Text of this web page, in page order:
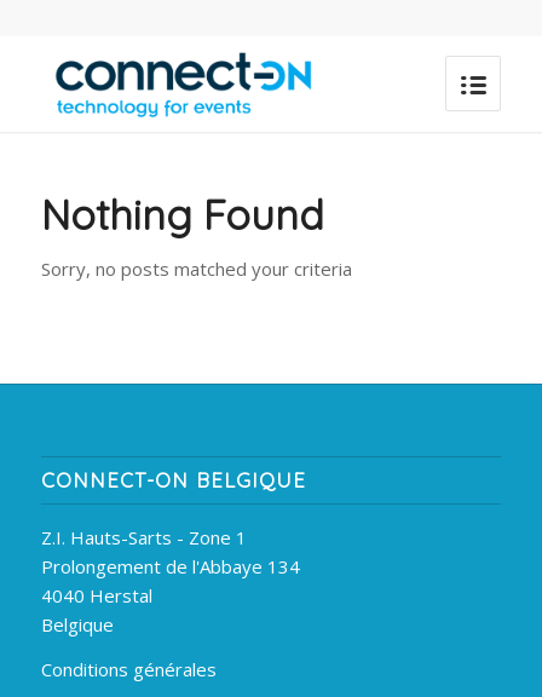
Nothing Found
Sorry, no posts matched your criteria
CONNECT-ON BELGIQUE
Z.I. Hauts-Sarts - Zone 1
Prolongement de l'Abbaye 134
4040 Herstal
Belgique
Conditions générales